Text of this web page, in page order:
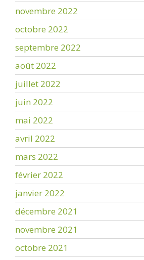
novembre 2022
octobre 2022
septembre 2022
août 2022
juillet 2022
juin 2022
mai 2022
avril 2022
mars 2022
février 2022
janvier 2022
décembre 2021
novembre 2021
octobre 2021